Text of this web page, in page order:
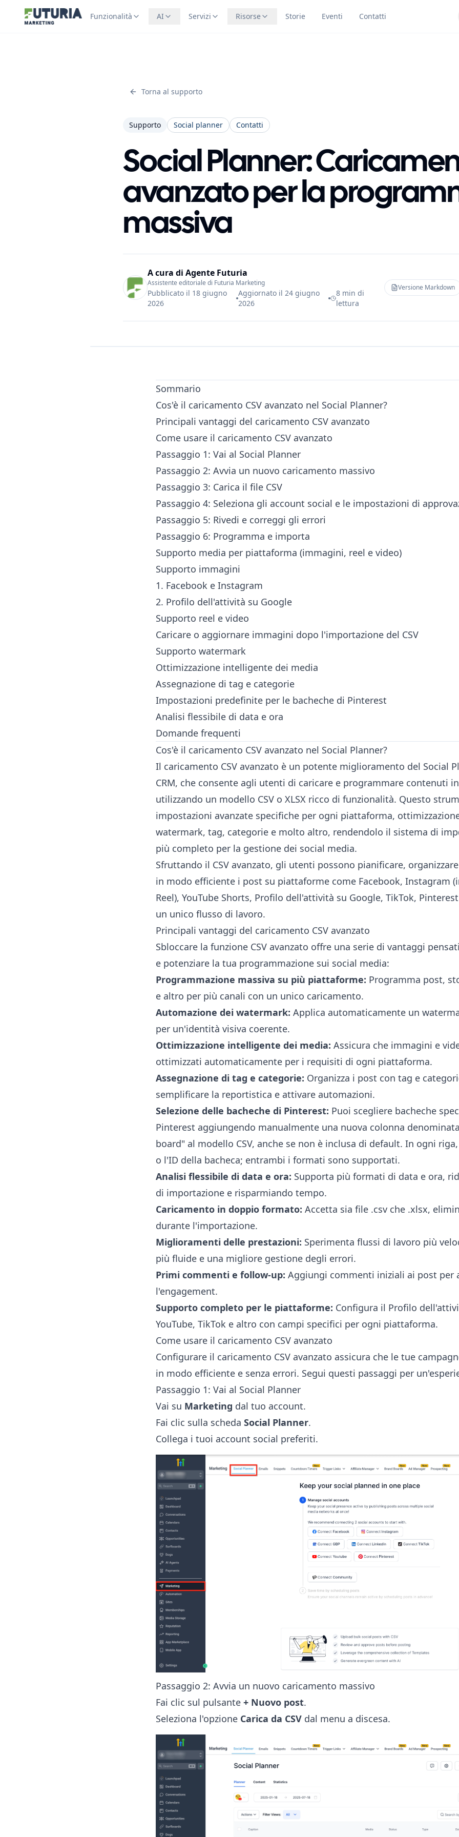
Funzionalità AI Servizi Risorse Storie Eventi Contatti
Torna al supporto
Supporto Social planner Contatti
Social Planner:
avanzato per la
massiva
A cura di Agente Futuria
Assistente editoriale di Futuria Marketing
Pubblicato il 18 giugno
2026
Aggiornato il 24 giugno
2026
8 min di
lettura
Versione Markdown
Sommario
Cos'è il caricamento CSV avanzato nel Social Planner?
Principali vantaggi del caricamento CSV avanzato
Come usare il caricamento CSV avanzato
Passaggio 1: Vai al Social Planner
Passaggio 2: Avvia un nuovo caricamento massivo
Passaggio 3: Carica il file CSV
Passaggio 4: Seleziona gli account social e le impostazioni di
Passaggio 5: Rivedi e correggi gli errori
Passaggio 6: Programma e importa
Supporto media per piattaforma (immagini, reel e video)
Supporto immagini
1. Facebook e Instagram
2. Profilo dell'attività su Google
Supporto reel e video
Caricare o aggiornare immagini dopo l'importazione del CSV
Supporto watermark
Ottimizzazione intelligente dei media
Assegnazione di tag e categorie
Impostazioni predefinite per le bacheche di Pinterest
Analisi flessibile di data e ora
Domande frequenti
Cos'è il caricamento CSV avanzato nel Social Planner?
Il caricamento CSV avanzato è un potente miglioramento del Social
CRM, che consente agli utenti di caricare e programmare contenuti
utilizzando un modello CSV o XLSX ricco di funzionalità. Questo
impostazioni avanzate specifiche per ogni piattaforma,
watermark, tag, categorie e molto altro, rendendolo il sistema di
più completo per la gestione dei social media.
Sfruttando il CSV avanzato, gli utenti possono pianificare,
in modo efficiente i post su piattaforme come Facebook, Instagram
Reel), YouTube Shorts, Profilo dell'attività su Google, TikTok,
un unico flusso di lavoro.
Principali vantaggi del caricamento CSV avanzato
Sbloccare la funzione CSV avanzato offre una serie di vantaggi
e potenziare la tua programmazione sui social media:
Programmazione massiva su più piattaforme: Programma post,
e altro per più canali con un unico caricamento.
Automazione dei watermark: Applica automaticamente un
per un'identità visiva coerente.
Ottimizzazione intelligente dei media: Assicura che immagini e
ottimizzati automaticamente per i requisiti di ogni piattaforma.
Assegnazione di tag e categorie: Organizza i post con tag e
semplificare la reportistica e attivare automazioni.
Selezione delle bacheche di Pinterest: Puoi scegliere bacheche
Pinterest aggiungendo manualmente una nuova colonna
board" al modello CSV, anche se non è inclusa di default. In ogni
o l'ID della bacheca; entrambi i formati sono supportati.
Analisi flessibile di data e ora: Supporta più formati di data e ora,
di importazione e risparmiando tempo.
Caricamento in doppio formato: Accetta sia file .csv che .xlsx,
durante l'importazione.
Miglioramenti delle prestazioni: Sperimenta flussi di lavoro più
più fluide e una migliore gestione degli errori.
Primi commenti e follow-up: Aggiungi commenti iniziali ai post per
l'engagement.
Supporto completo per le piattaforme: Configura il Profilo
YouTube, TikTok e altro con campi specifici per ogni piattaforma.
Come usare il caricamento CSV avanzato
Configurare il caricamento CSV avanzato assicura che le tue
in modo efficiente e senza errori. Segui questi passaggi per
Passaggio 1: Vai al Social Planner
Vai su Marketing dal tuo account.
Fai clic sulla scheda Social Planner.
Collega i tuoi account social preferiti.
Passaggio 2: Avvia un nuovo caricamento massivo
Fai clic sul pulsante + Nuovo post.
Seleziona l'opzione Carica da CSV dal menu a discesa.